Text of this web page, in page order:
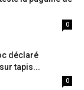
0
déclaré
tapis...
0